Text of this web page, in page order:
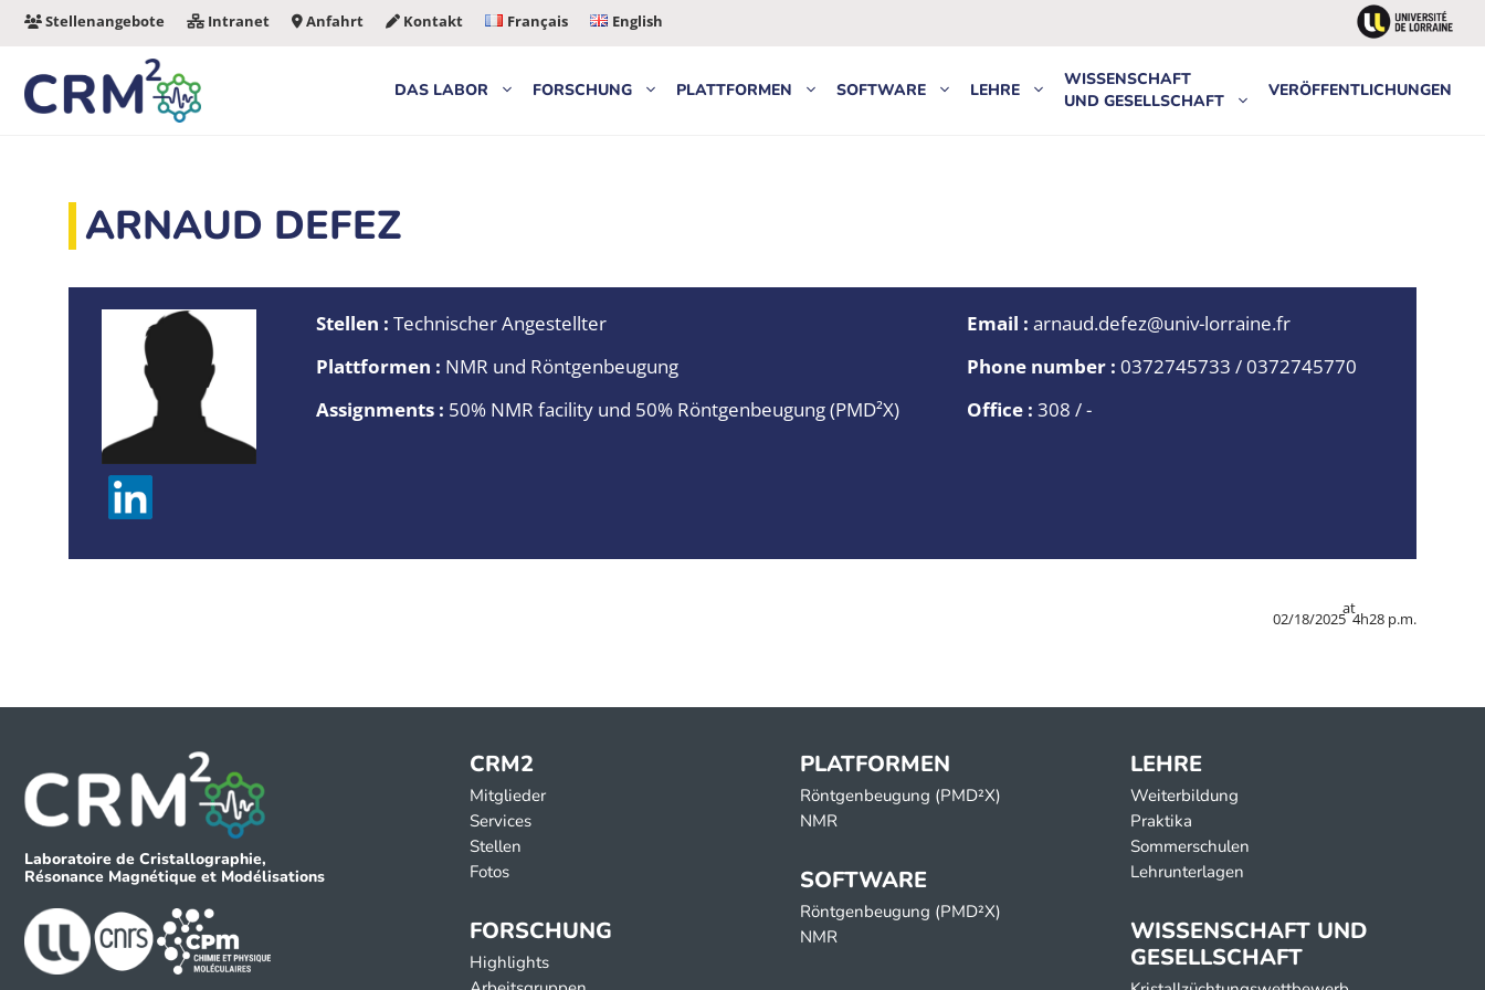
Zum
springen
Stellenangebote Intranet Anfahrt Kontakt Français English
DAS LABOR FORSCHUNG PLATTFORMEN SOFTWARE LEHRE
WISSENSCHAFT
UND GESELLSCHAFT
VERÖFFENTLICHUNGEN
ARNAUD DEFEZ
Stellen : Technischer Angestellter
Plattformen : NMR und Röntgenbeugung
Assignments : 50% NMR facility und 50% Röntgenbeugung (PMD²X)
Email : arnaud.defez@univ-lorraine.fr
Phone number : 0372745733 / 0372745770
Office : 308 / -
02/18/2025
at
4h28 p.m.
Laboratoire de Cristallographie,
Résonance Magnétique et Modélisations
CRM2
Mitglieder
Services
Stellen
Fotos
FORSCHUNG
Highlights
PLATFORMEN
Röntgenbeugung (PMD²X)
NMR
SOFTWARE
Röntgenbeugung (PMD²X)
NMR
LEHRE
Weiterbildung
Praktika
Sommerschulen
Lehrunterlagen
WISSENSCHAFT UND
GESELLSCHAFT